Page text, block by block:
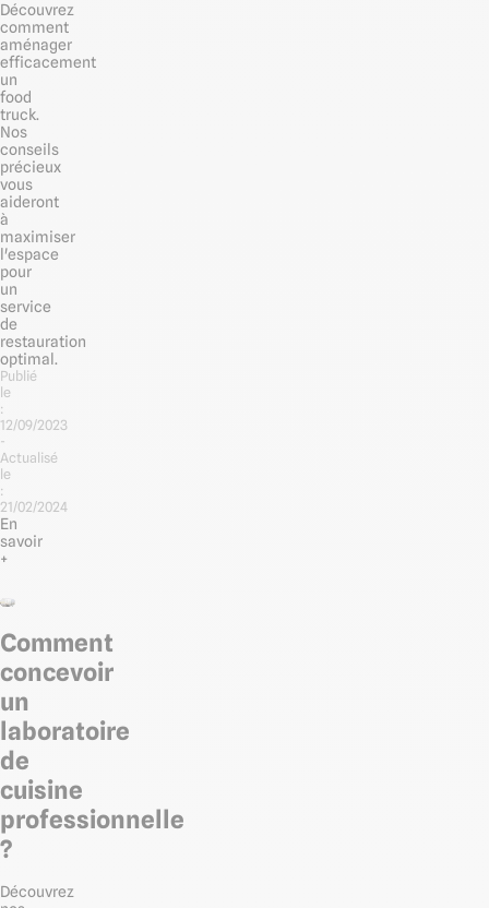
Découvrez
comment
aménager
efficacement
un
food
truck.
Nos
conseils
précieux
vous
aideront
à
maximiser
l'espace
pour
un
service
de
restauration
optimal.
Publié
le
:
12/09/2023
-
Actualisé
le
:
21/02/2024
En
savoir
+
Comment
concevoir
un
laboratoire
de
cuisine
professionnelle
?
Découvrez